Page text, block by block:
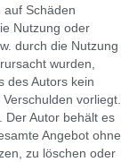
auf Schäden
Nutzung oder
durch die Nutzung
wurden,
des Autors kein
vorliegt.
Der Autor behält es
Angebot ohne
zu löschen oder